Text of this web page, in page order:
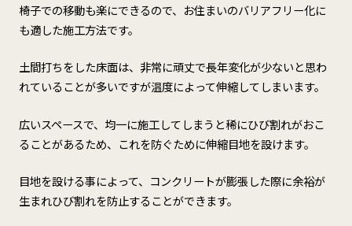
椅子での移動も楽にできるので、お住まいのバリアフリー化に
も適した施工方法です。
土間打ちをした床面は、非常に頑丈で長年変化が少ないと思わ
れていることが多いですが温度によって伸縮してしまいます。
広いスペースで、均一に施工してしまうと稀にひび割れがおこ
ることがあるため、これを防ぐために伸縮目地を設けます。
目地を設ける事によって、コンクリートが膨張した際に余裕が
生まれひび割れを防止することができます。